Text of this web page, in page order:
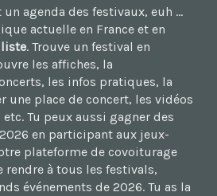
agenda des festivaux, euh ...
actuelle en France et en
. Trouve un festival en
les affiches, la
les infos pratiques, la
une place de concert, les vidéos
Tu peux aussi gagner des
en participant aux jeux-
plateforme de covoiturage
rendre à tous les festivals,
événements de 2026. Tu as la